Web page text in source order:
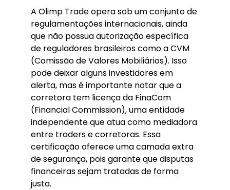
A Olimp Trade opera sob um conjunto de
regulamentações internacionais, ainda
que não possua autorização específica
de reguladores brasileiros como a CVM
(Comissão de Valores Mobiliários). Isso
pode deixar alguns investidores em
alerta, mas é importante notar que a
corretora tem licença da FinaCom
(Financial Commission), uma entidade
independente que atua como mediadora
entre traders e corretoras. Essa
certificação oferece uma camada extra
de segurança, pois garante que disputas
financeiras sejam tratadas de forma
justa.